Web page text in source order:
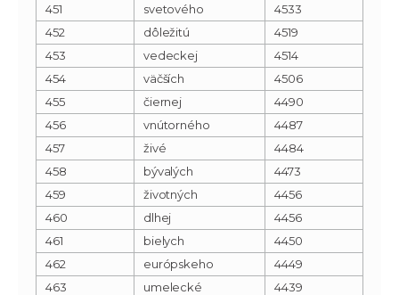
451
svetového
4533
452
dôležitú
4519
453
vedeckej
4514
454
väčších
4506
455
čiernej
4490
456
vnútorného
4487
457
živé
4484
458
bývalých
4473
459
životných
4456
460
dlhej
4456
461
bielych
4450
462
európskeho
4449
463
umelecké
4439